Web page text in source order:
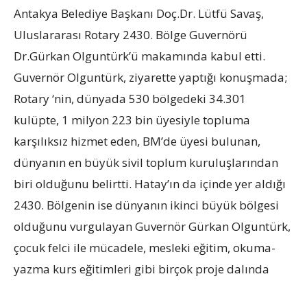
Antakya Belediye Başkanı Doç.Dr. Lütfü Savaş,
Uluslararası Rotary 2430. Bölge Guvernörü
Dr.Gürkan Olguntürk’ü makamında kabul etti.
Guvernör Olguntürk, ziyarette yaptığı konuşmada;
Rotary ‘nin, dünyada 530 bölgedeki 34.301
kulüpte, 1 milyon 223 bin üyesiyle topluma
karşılıksız hizmet eden, BM’de üyesi bulunan,
dünyanın en büyük sivil toplum kuruluşlarından
biri olduğunu belirtti. Hatay’ın da içinde yer aldığı
2430. Bölgenin ise dünyanın ikinci büyük bölgesi
olduğunu vurgulayan Guvernör Gürkan Olguntürk,
çocuk felci ile mücadele, mesleki eğitim, okuma-
yazma kurs eğitimleri gibi birçok proje dalında